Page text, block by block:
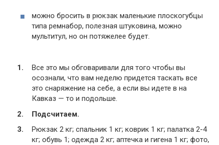
можно бросить в рюкзак маленькие плоскогубцы
типа ремнабор, полезная штуковина, можно
мультитул, но он потяжелее будет.
Все это мы обговаривали для того чтобы вы
осознали, что вам неделю придется таскать все
это снаряжение на себе, а если вы идете в на
Кавказ — то и подольше.
Подсчитаем.
Рюкзак 2 кг; спальник 1 кг; коврик 1 кг; палатка 2-4
кг; обувь 1; одежда 2 кг; аптечка и гигена 1 кг; фото,